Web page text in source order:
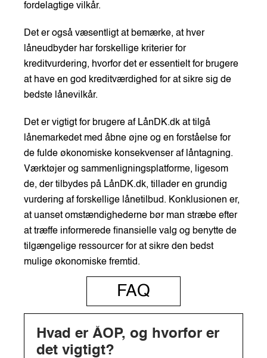
fordelagtige vilkår.
Det er også væsentligt at bemærke, at hver
låneudbyder har forskellige kriterier for
kreditvurdering, hvorfor det er essentielt for brugere
at have en god kreditværdighed for at sikre sig de
bedste lånevilkår.
Det er vigtigt for brugere af LånDK.dk at tilgå
lånemarkedet med åbne øjne og en forståelse for
de fulde økonomiske konsekvenser af låntagning.
Værktøjer og sammenligningsplatforme, ligesom
de, der tilbydes på LånDK.dk, tillader en grundig
vurdering af forskellige lånetilbud. Konklusionen er,
at uanset omstændighederne bør man stræbe efter
at træffe informerede finansielle valg og benytte de
tilgængelige ressourcer for at sikre den bedst
mulige økonomiske fremtid.
FAQ
Hvad er ÅOP, og hvorfor er
det vigtigt?